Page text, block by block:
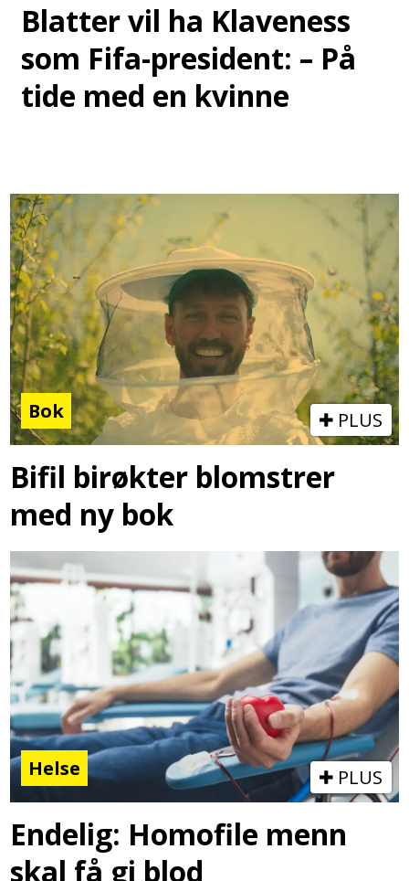
Blatter vil ha Klaveness
som Fifa-president: – På
tide med en kvinne
Bok PLUS
Bifil birøkter blomstrer
med ny bok
Helse PLUS
Endelig: Homofile menn
skal få gi blod